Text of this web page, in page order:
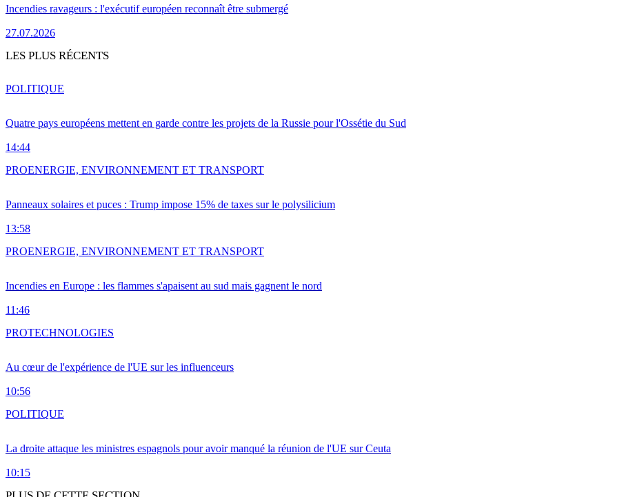
Incendies ravageurs : l'exécutif européen reconnaît être submergé
27.07.2026
LES PLUS RÉCENTS
Quatre pays européens mettent en garde contre les projets de la Russie pour l'Ossétie du Sud
14:44
POLITIQUE
Panneaux solaires et puces : Trump impose 15% de taxes sur le polysilicium
13:58
PROENERGIE, ENVIRONNEMENT ET TRANSPORT
Incendies en Europe : les flammes s'apaisent au sud mais gagnent le nord
11:46
PROENERGIE, ENVIRONNEMENT ET TRANSPORT
Au cœur de l'expérience de l'UE sur les influenceurs
10:56
PROTECHNOLOGIES
La droite attaque les ministres espagnols pour avoir manqué la réunion de l'UE sur Ceuta
10:15
POLITIQUE